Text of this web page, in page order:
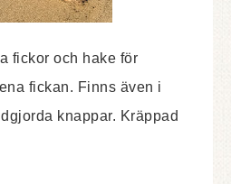
fickor och hake för
fickan. Finns även i
knappar. Kräppad